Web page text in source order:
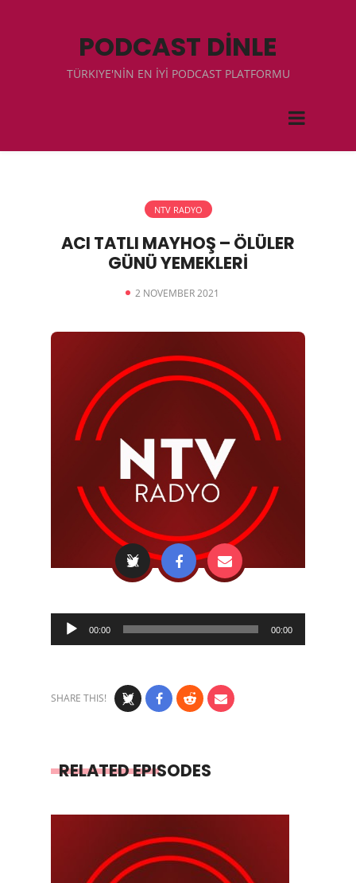
PODCAST DİNLE
TÜRKIYE'NİN EN İYİ PODCAST PLATFORMU
NTV RADYO
ACI TATLI MAYHOŞ – ÖLÜLER
GÜNÜ YEMEKLERİ
2 NOVEMBER 2021
Audio
Player
00:00 00:00
SHARE THIS!
RELATED EPISODES